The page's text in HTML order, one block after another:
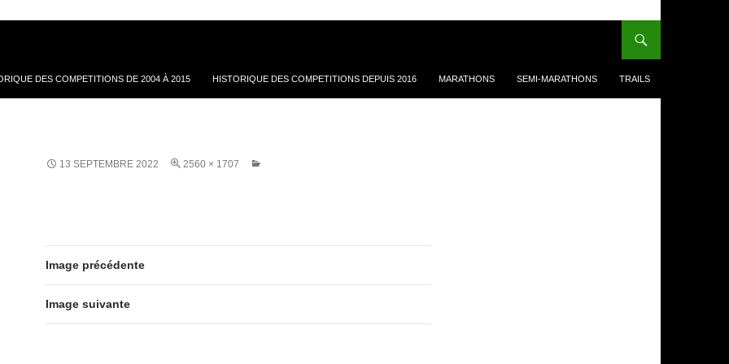
DES COMPETITIONS DE 2004 À 2015 HISTORIQUE DES COMPETITIONS DEPUIS 2016 MARATHONS SEMI-MARATHONS TRAILS
13 SEPTEMBRE 2022 2560 × 1707
Image précédente
Image suivante